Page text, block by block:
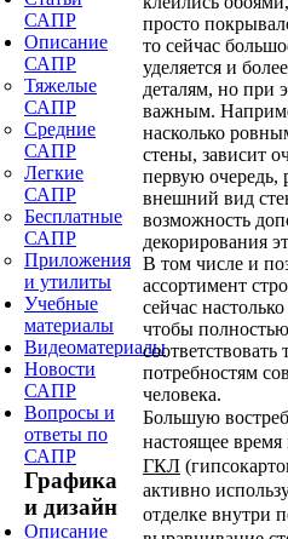
САПР
Описание
САПР
Тяжелые
САПР
Средние
САПР
Легкие
САПР
Бесплатные
САПР
Приложения
и утилиты
Учебные
материалы
Видеоматериалы
Новости
САПР
Вопросы и
ответы по
САПР
Графика
и дизайн
Описание
просто
то сейчас
уделяется и
деталям, но при
важным.
насколько
стены, зависит
первую очередь,
внешний вид
возможность
декорирования
В том числе и
ассортимент
сейчас
чтобы полностью
потребностям
человека.
Большую
настоящее
ГКЛ
активно
отделке внутри